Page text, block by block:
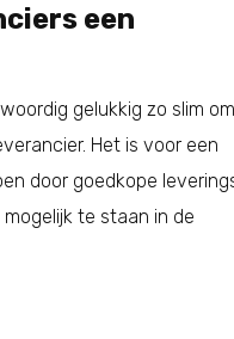
een
gelukkig zo slim
Het is voor een
door goedkope
te staan in de